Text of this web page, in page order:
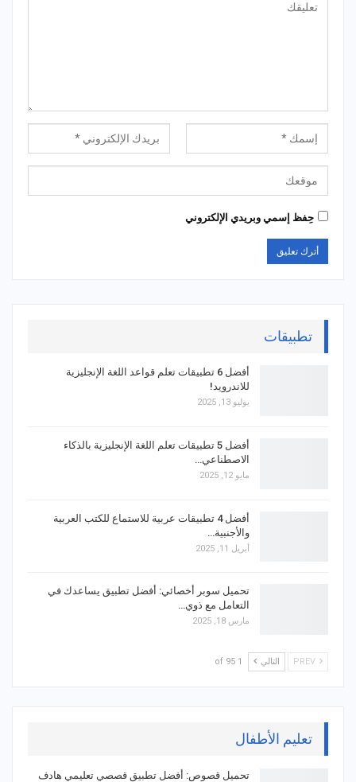
حِفظ إسمي وبريدي الإلكتروني
تطبيقات
أفضل 6 تطبيقات تعلم قواعد اللغة الإنجليزية
للاندرويد!
يوليو 13, 2025
أفضل 5 تطبيقات تعلم اللغة الإنجليزية بالذكاء
الاصطناعي…
مايو 12, 2025
أفضل 4 تطبيقات عربية للاستماع للكتب العربية
والأجنبية…
أبريل 11, 2025
تحميل سوبر أخصائي: أفضل تطبيق يساعدك في
التعامل مع ذوي…
مارس 18, 2025
التالي 1 of 95
تعليم الأطفال
تحميل قصوص: أفضل تطبيق قصصي تعليمي هادف